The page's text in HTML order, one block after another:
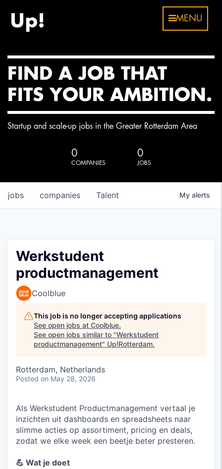
MENU
FIND A JOB THAT
FITS YOUR AMBITION.
Startup and scale-up jobs in the Greater Rotterdam Area
0
COMPANIES
0
JOBS
jobs companies Talent My alerts
Werkstudent
productmanagement
Coolblue
This job is no longer accepting applications
See open jobs at Coolblue.
See open jobs similar to "Werkstudent
productmanagement" Up!Rotterdam.
Rotterdam, Netherlands
Posted on May 28, 2026
Als Werkstudent Productmanagement vertaal je
inzichten uit dashboards en spreadsheets naar
slimme acties op assortiment, pricing en deals,
zodat we elke week een beetje beter presteren.
💪 Wat je doet